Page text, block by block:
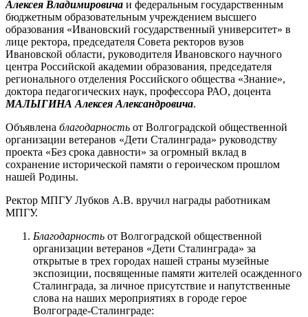
Алексея Владимировича и федеральным государственным
бюджетным образовательным учреждением высшего
образования «Ивановский государственный университет» в
лице ректора, председателя Совета ректоров вузов
Ивановской области, руководителя Ивановского научного
центра Российской академии образования, председателя
регионального отделения Российского общества «Знание»,
доктора педагогических наук, профессора РАО, доцента
МАЛЫГИНА Алексея Александровича.
Объявлена благодарность от Волгоградской общественной
организации ветеранов «Дети Сталинграда» руководству
проекта «Без срока давности» за огромный вклад в
сохранение исторической памяти о героическом прошлом
нашей Родины.
Ректор МПГУ Лубков А.В. вручил награды работникам
МПГУ.
Благодарность от Волгоградской общественной
организации ветеранов «Дети Сталинграда» за
открытые в трех городах нашей страны музейные
экспозиции, посвященные памяти жителей осажденного
Сталинграда, за личное присутствие и напутственные
слова на наших мероприятиях в городе герое
Волгограде-Сталинграде: